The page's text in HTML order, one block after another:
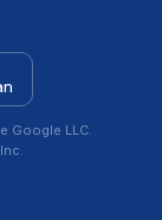
Google LLC.